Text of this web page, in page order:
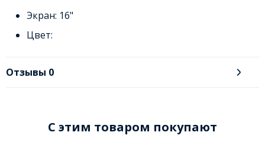
Экран: 16"
Цвет:
Отзывы 0
C этим товаром покупают